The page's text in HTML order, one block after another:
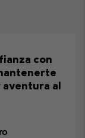
con
al